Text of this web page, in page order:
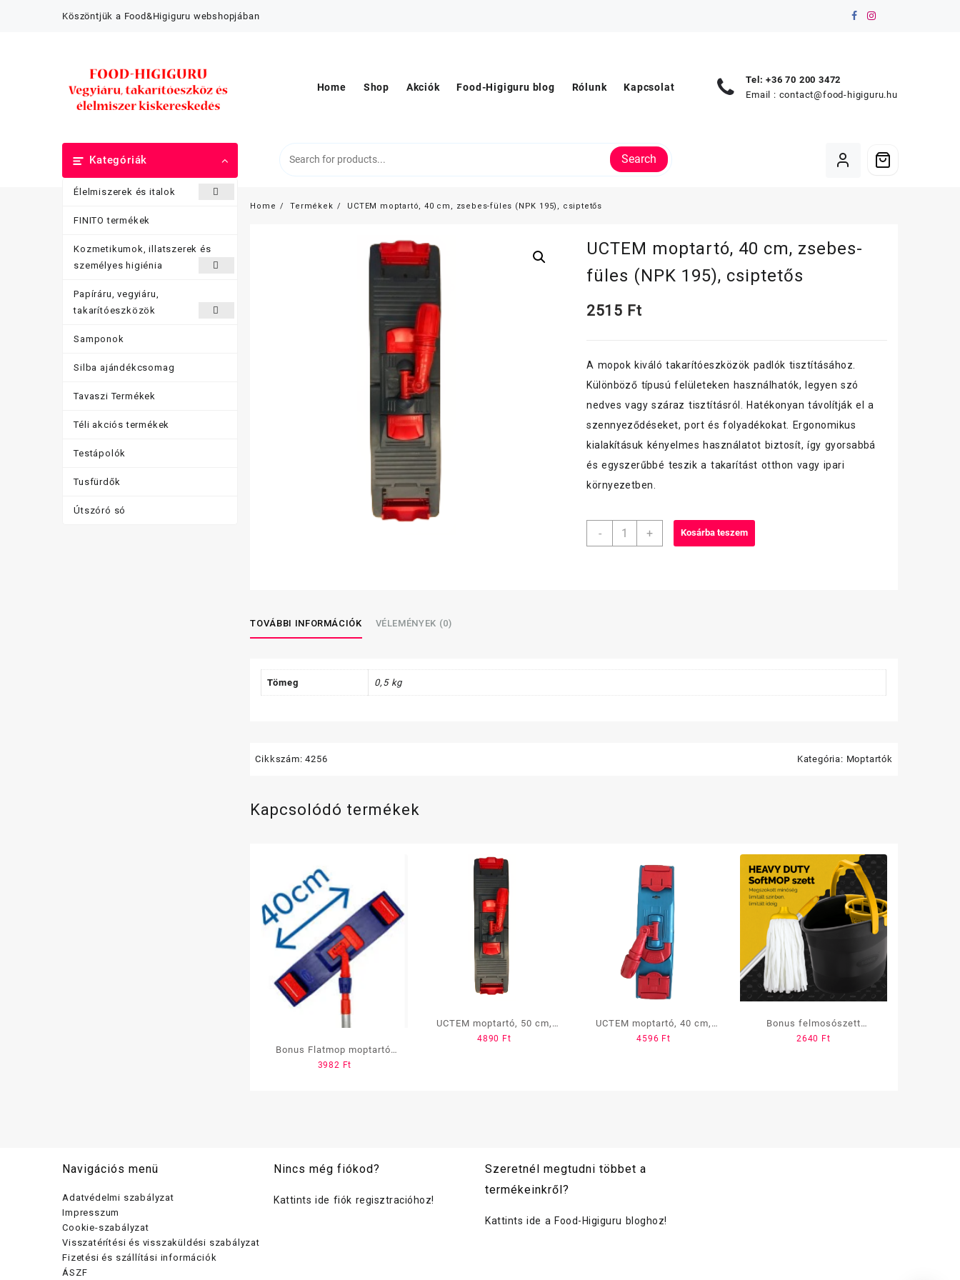
Köszöntjük a Food&Higiguru webshopjában
Home Shop Akciók Food-Higiguru blog Rólunk Kapcsolat
Tel: +36 70 200 3472
Email : contact@food-higiguru.hu
Kategóriák
Élelmiszerek és italok
FINITO termékek
Kozmetikumok, illatszerek és
személyes higiénia
Papíráru, vegyiáru,
takarítóeszközök
Samponok
Silba ajándékcsomag
Tavaszi Termékek
Téli akciós termékek
Testápolók
Tusfürdők
Útszóró só
Search
Home Termékek UCTEM moptartó, 40 cm, zsebes-füles (NPK 195), csiptetős
UCTEM moptartó, 40 cm, zsebes-
füles (NPK 195), csiptetős
2515 Ft
A mopok kiváló takarítóeszközök padlók tisztításához.
Különböző típusú felületeken használhatók, legyen szó
nedves vagy száraz tisztításról. Hatékonyan távolítják el a
szennyeződéseket, port és folyadékokat. Ergonomikus
kialakításuk kényelmes használatot biztosít, így gyorsabbá
és egyszerűbbé teszik a takarítást otthon vagy ipari
környezetben.
-
UCTEM
+ Kosárba teszem
TOVÁBBI INFORMÁCIÓK VÉLEMÉNYEK (0)
Tömeg 0,5 kg
Cikkszám:4256 Kategória: Moptartók
Kapcsolódó termékek
Bonus Flatmop moptartó,
40 cm
3982 Ft
UCTEM moptartó, 50 cm,
zsebes-füles (KNP173), 2
4890 Ft
UCTEM moptartó, 40 cm,
zsebes-füles (KNP170),2
4596 Ft
Bonus felmosószett
SoftMop Extra, Fetete-
2640 Ft
Navigációs menü
Adatvédelmi szabályzat
Impresszum
Cookie-szabályzat
Visszatérítési és visszaküldési szabályzat
Fizetési és szállítási információk
ÁSZF
Nincs még fiókod?
Kattints ide fiók regisztracióhoz!
Szeretnél megtudni többet a
termékeinkről?
Kattints ide a Food-Higiguru bloghoz!